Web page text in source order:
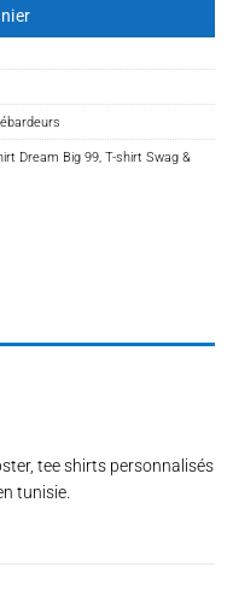
Dream Big 99, T-shirt Swag &
tee shirts personnalisés
tunisie.